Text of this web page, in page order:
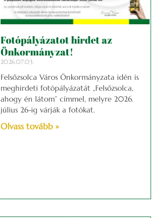
Fotópályázatot hirdet az
Önkormányzat!
2026.07.03.
Felsőzsolca Város Önkormányzata idén is
meghirdeti fotópályázatát „Felsőzsolca,
ahogy én látom” címmel, melyre 2026.
július 26-ig várják a fotókat.
Olvass tovább »